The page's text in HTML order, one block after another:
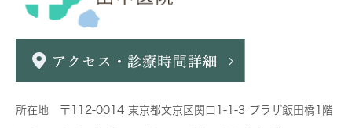
所在地 〒112-0014 東京都文京区関口1-1-3 プラザ飯田橋1階